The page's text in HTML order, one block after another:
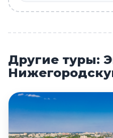
Другие туры: